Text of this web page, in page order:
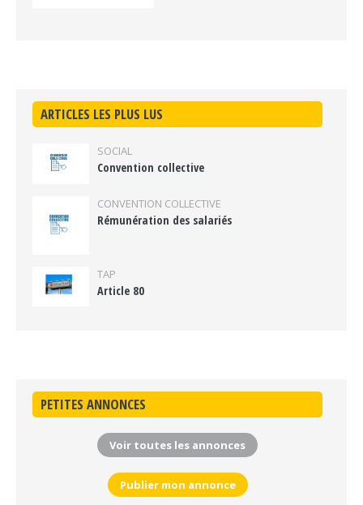
ARTICLES LES PLUS LUS
SOCIAL
Convention collective
CONVENTION COLLECTIVE
Rémunération des salariés
TAP
Article 80
PETITES ANNONCES
Voir toutes les annonces
Publier mon annonce